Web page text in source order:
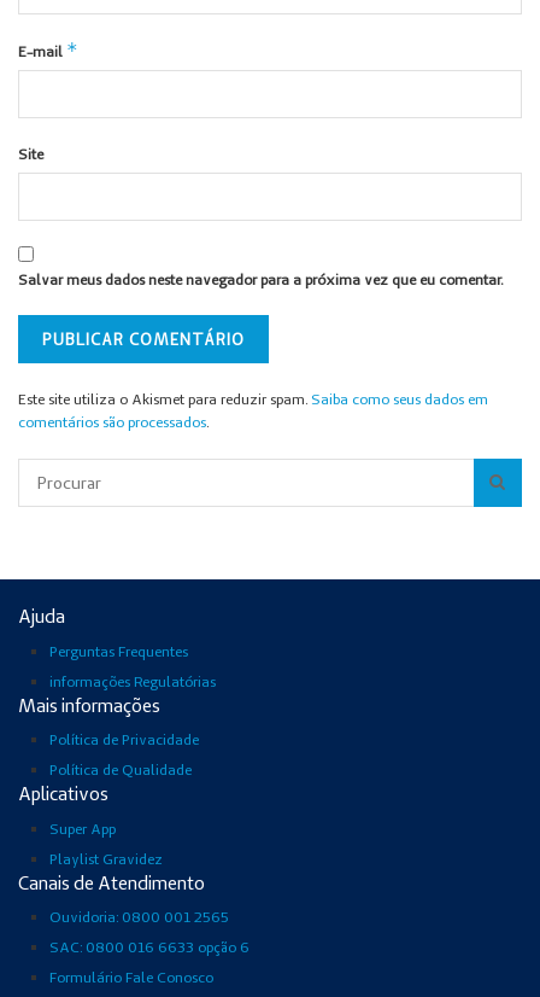
E-mail *
Site
Salvar meus dados neste navegador para a próxima vez que eu comentar.
Este site utiliza o Akismet para reduzir spam. Saiba como seus dados em
comentários são processados.
Ajuda
Perguntas Frequentes
informações Regulatórias
Mais informações
Política de Privacidade
Política de Qualidade
Aplicativos
Super App
Playlist Gravidez
Canais de Atendimento
Ouvidoria: 0800 001 2565
SAC: 0800 016 6633 opção 6
Formulário Fale Conosco